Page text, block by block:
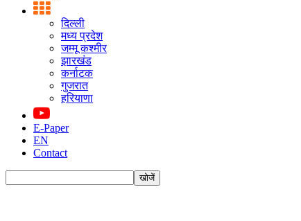
दिल्ली
मध्य प्रदेश
जम्मू कश्मीर
झारखंड
कर्नाटक
गुजरात
हरियाणा
E-Paper
EN
Contact